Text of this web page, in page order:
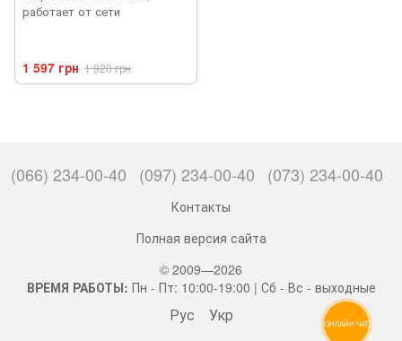
работает от сети
1 597 грн 1 920 грн
(066) 234-00-40 (097) 234-00-40 (073) 234-00-40
Контакты
Полная версия сайта
© 2009—2026
ВРЕМЯ РАБОТЫ: Пн - Пт: 10:00-19:00 | Сб - Вс - выходные
Рус Укр ОНЛАЙН ЧАТ